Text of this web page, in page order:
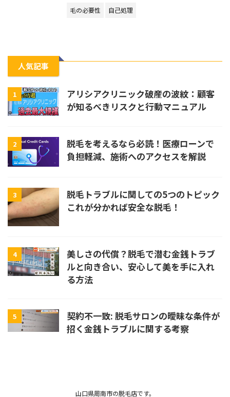
毛の必要性 自己処理
人気記事
1
アリシアクリニック破産の波紋：顧客
が知るべきリスクと行動マニュアル
2
脱毛を考えるなら必読！医療ローンで
負担軽減、施術へのアクセスを解説
3
脱毛トラブルに関しての5つのトピック
これが分かれば安全な脱毛！
4
美しさの代償？脱毛で潜む金銭トラブ
ルと向き合い、安心して美を手に入れ
る方法
5
契約不一致: 脱毛サロンの曖昧な条件が
招く金銭トラブルに関する考察
山口県周南市の脱毛店です。